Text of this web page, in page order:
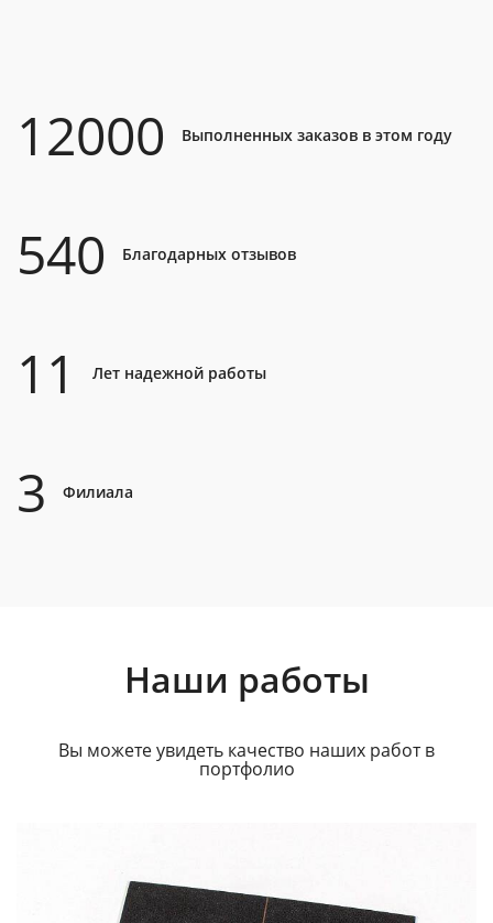
12000 Выполненных заказов в этом году
540 Благодарных отзывов
11 Лет надежной работы
3 Филиала
Наши работы
Вы можете увидеть качество наших работ в
портфолио